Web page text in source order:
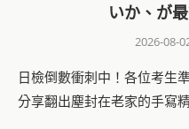
いか、が
2026-08-
日檢倒數衝刺中！各位考生
分享翻出塵封在老家的手寫